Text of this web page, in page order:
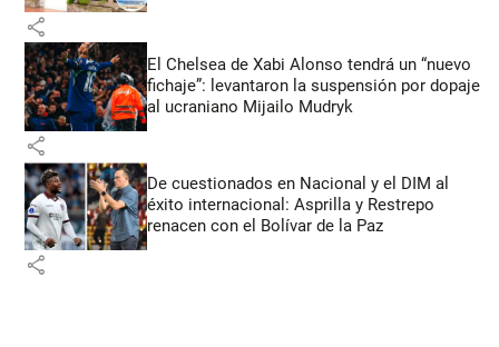
share
El Chelsea de Xabi Alonso tendrá un “nuevo
fichaje”: levantaron la suspensión por dopaje
al ucraniano Mijailo Mudryk
share
De cuestionados en Nacional y el DIM al
éxito internacional: Asprilla y Restrepo
renacen con el Bolívar de la Paz
share